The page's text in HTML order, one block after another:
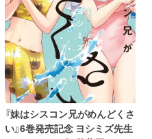
『妹はシスコン兄がめんどくさ
い』6巻発売記念 ヨシミズ先生